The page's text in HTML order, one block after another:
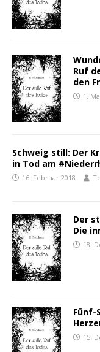
Ruf
den
1.
Schweig still: Der
in Tod am
16. Februar 2018
Der
Die
18.
Fünf-
15.